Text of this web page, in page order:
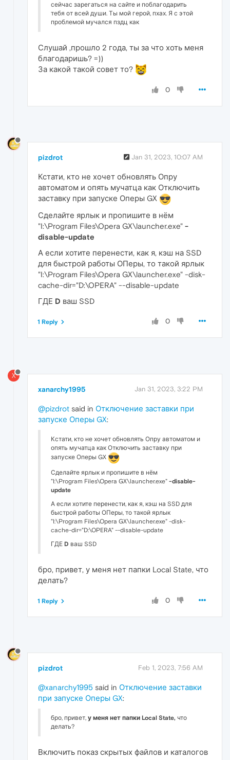
сейчас зарегаться на сайте и поблагодарить
тебя от всей души. Ты мой герой, пхах. Я с этой
проблемой мучался пздц как
Слушай ,прошло 2 года, ты за что хоть меня
благодаришь? =))
За какой такой совет то?
0
pizdrot Jan 31, 2023, 10:07 AM
Кстати, кто не хочет обновлять Опру
автоматом и опять мучатца как Отключить
заставку при запуске Оперы GX
Сделайте ярлык и пропишите в нём
"I:\Program Files\Opera GX\launcher.exe" -
disable-update
А если хотите перенести, как я, кэш на SSD
для быстрой работы ОПеры, то такой ярлык
"I:\Program Files\Opera GX\launcher.exe" -disk-
cache-dir="D:\OPERA" --disable-update
ГДЕ D ваш SSD
0
1 Reply
X
xanarchy1995 Jan 31, 2023, 3:22 PM
@pizdrot said in Отключение заставки при
запуске Оперы GX:
Кстати, кто не хочет обновлять Опру автоматом и
опять мучатца как Отключить заставку при
запуске Оперы GX
Сделайте ярлык и пропишите в нём
"I:\Program Files\Opera GX\launcher.exe" -disable-
update
А если хотите перенести, как я, кэш на SSD для
быстрой работы ОПеры, то такой ярлык
"I:\Program Files\Opera GX\launcher.exe" -disk-
cache-dir="D:\OPERA" --disable-update
ГДЕ D ваш SSD
бро, привет, у меня нет папки Local State, что
делать?
0
1 Reply
pizdrot Feb 1, 2023, 7:56 AM
@xanarchy1995 said in Отключение заставки
при запуске Оперы GX:
бро, привет, у меня нет папки Local State, что
делать?
Включить показ скрытых файлов и каталогов